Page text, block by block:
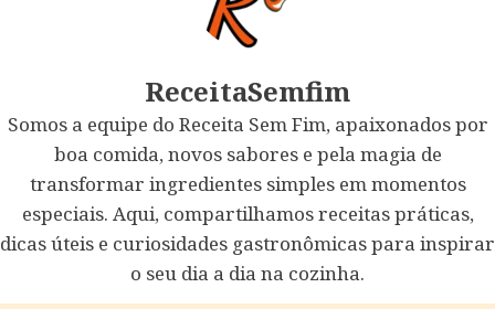
ReceitaSemfim
Somos a equipe do Receita Sem Fim, apaixonados por
boa comida, novos sabores e pela magia de
transformar ingredientes simples em momentos
especiais. Aqui, compartilhamos receitas práticas,
dicas úteis e curiosidades gastronômicas para inspirar
o seu dia a dia na cozinha.